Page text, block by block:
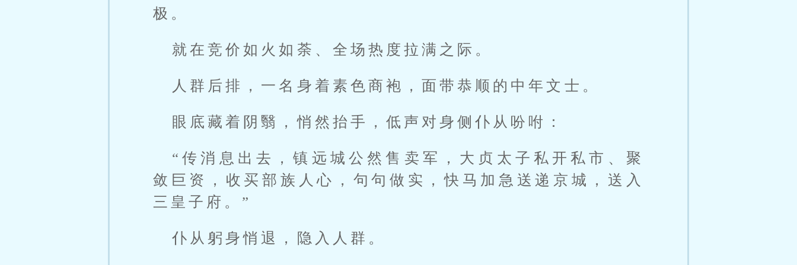
极。
就在竞价如火如荼、全场热度拉满之际。
人群后排，一名身着素色商袍，面带恭顺的中年文士。
眼底藏着阴翳，悄然抬手，低声对身侧仆从吩咐：
“传消息出去，镇远城公然售卖军，大贞太子私开私市、聚
敛巨资，收买部族人心，句句做实，快马加急送递京城，送入
三皇子府。”
仆从躬身悄退，隐入人群。